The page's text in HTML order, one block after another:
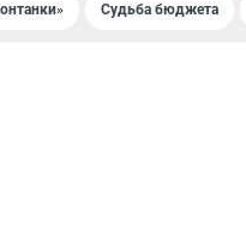
Судьба бюджета